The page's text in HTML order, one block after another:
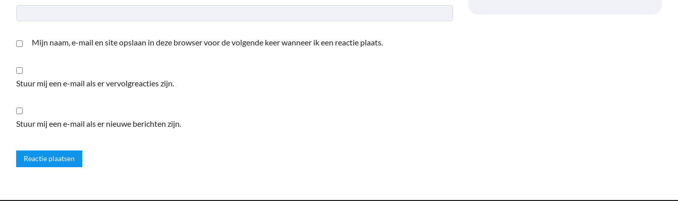
Mijn naam, e-mail en site opslaan in deze browser voor de volgende keer wanneer ik een reactie plaats.
Stuur mij een e-mail als er vervolgreacties zijn.
Stuur mij een e-mail als er nieuwe berichten zijn.